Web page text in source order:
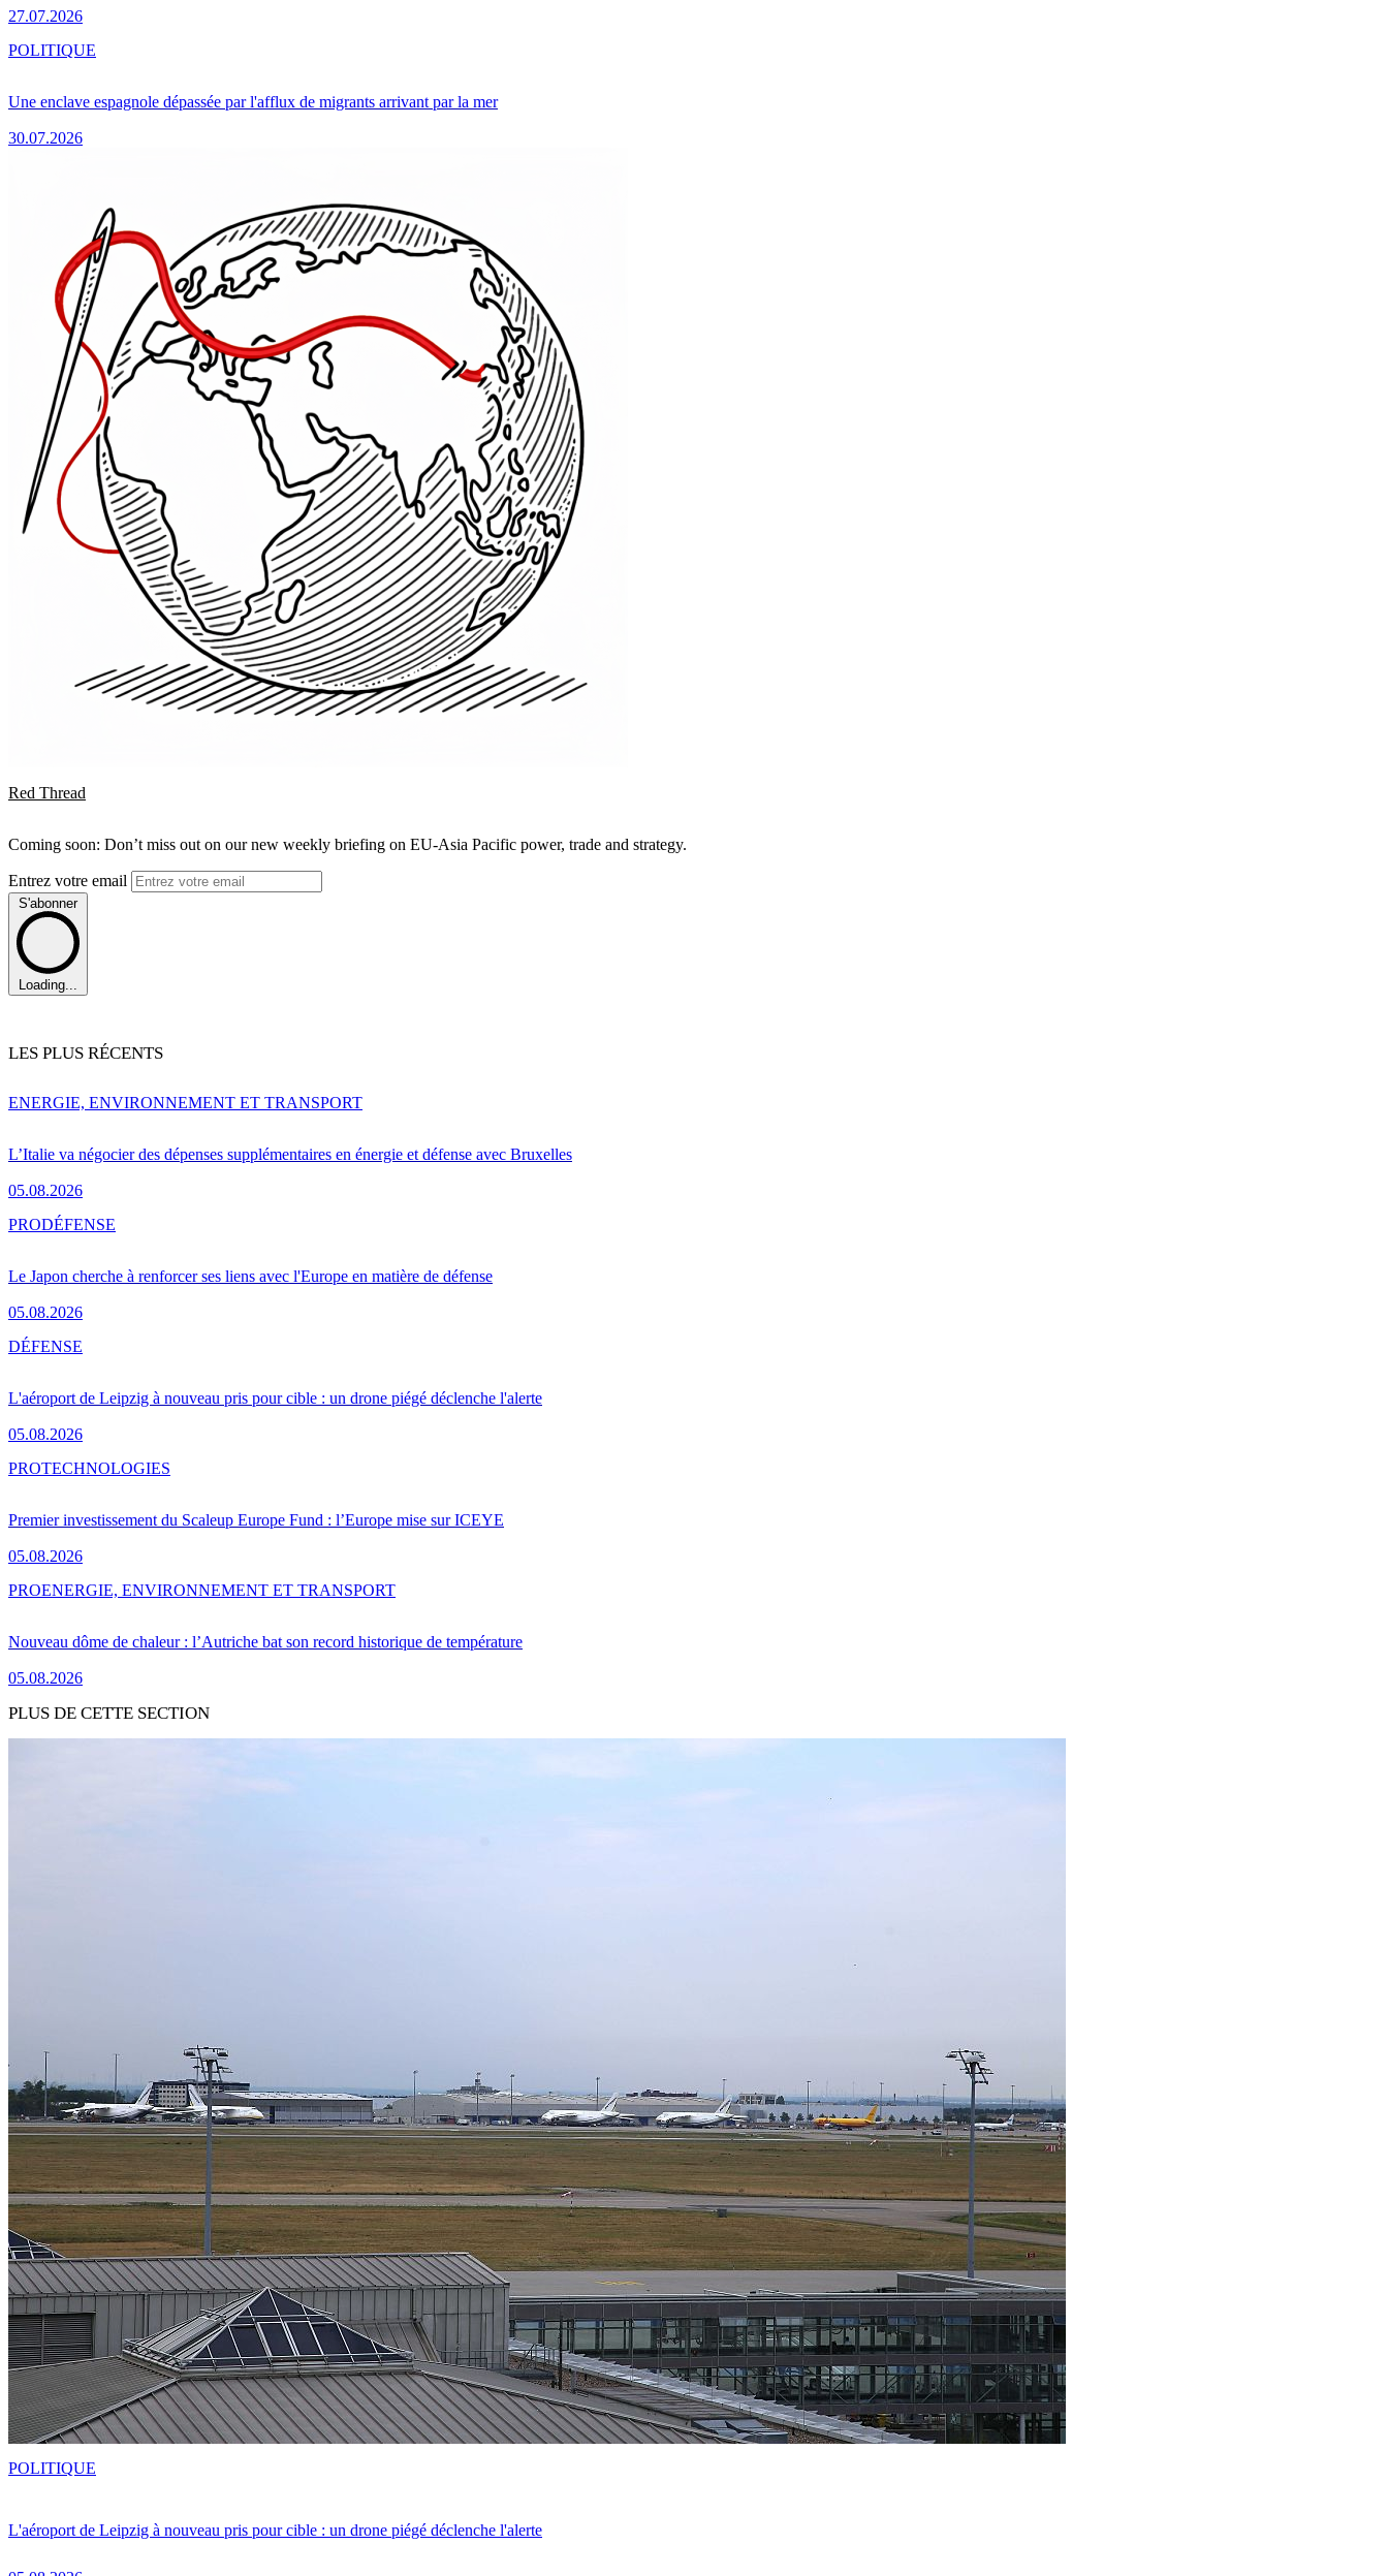
27.07.2026
Une enclave espagnole dépassée par l'afflux de migrants arrivant par la mer
30.07.2026
POLITIQUE
Red Thread
Coming soon: Don’t miss out on our new weekly briefing on EU-Asia Pacific power, trade and strategy.
Entrez votre email
S'abonner
Loading...
LES PLUS RÉCENTS
L’Italie va négocier des dépenses supplémentaires en énergie et défense avec Bruxelles
05.08.2026
ENERGIE, ENVIRONNEMENT ET TRANSPORT
Le Japon cherche à renforcer ses liens avec l'Europe en matière de défense
05.08.2026
PRODÉFENSE
L'aéroport de Leipzig à nouveau pris pour cible : un drone piégé déclenche l'alerte
05.08.2026
DÉFENSE
Premier investissement du Scaleup Europe Fund : l’Europe mise sur ICEYE
05.08.2026
PROTECHNOLOGIES
Nouveau dôme de chaleur : l’Autriche bat son record historique de température
05.08.2026
PROENERGIE, ENVIRONNEMENT ET TRANSPORT
PLUS DE CETTE SECTION
L'aéroport de Leipzig à nouveau pris pour cible : un drone piégé déclenche l'alerte
POLITIQUE